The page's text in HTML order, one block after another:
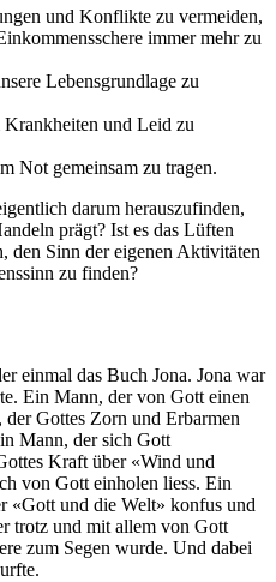
und Konflikte zu vermeiden,
immer mehr zu
Lebensgrundlage zu
Krankheiten und Leid zu
Not gemeinsam zu tragen.
darum herauszufinden,
prägt? Ist es das Lüften
den Sinn der eigenen Aktivitäten
zu finden?
einmal das Buch Jona. Jona war
Ein Mann, der von Gott einen
Gottes Zorn und Erbarmen
Mann, der sich Gott
Kraft über «Wind und
von Gott einholen liess. Ein
«Gott und die Welt» konfus und
trotz und mit allem von Gott
zum Segen wurde. Und dabei